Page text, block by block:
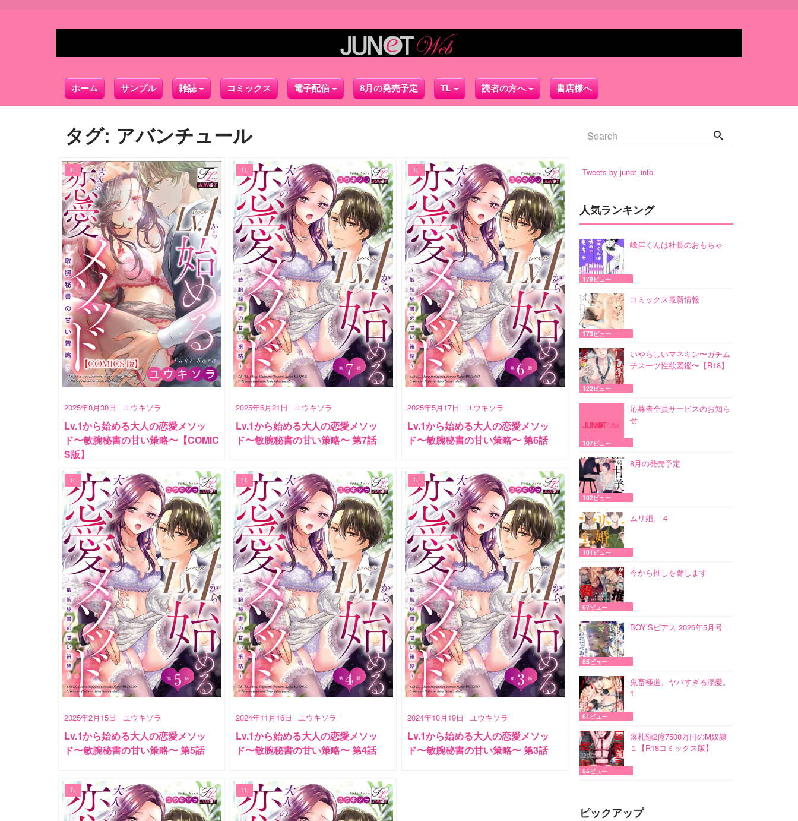
ホーム サンプル 雑誌 コミックス 電子配信 8月の発売予定 TL 読者の方へ 書店様へ
タグ: アバンチュール
2025年8月30日 ユウキソラ
TL
Lv.1から始める大人の恋愛メソッ
ド〜敏腕秘書の甘い策略〜【COMIC
S版】
2025年6月21日 ユウキソラ
TL
Lv.1から始める大人の恋愛メソッ
ド〜敏腕秘書の甘い策略〜 第7話
2025年5月17日 ユウキソラ
TL
Lv.1から始める大人の恋愛メソッ
ド〜敏腕秘書の甘い策略〜 第6話
2025年2月15日 ユウキソラ
TL
Lv.1から始める大人の恋愛メソッ
ド〜敏腕秘書の甘い策略〜 第5話
2024年11月16日 ユウキソラ
TL
Lv.1から始める大人の恋愛メソッ
ド〜敏腕秘書の甘い策略〜 第4話
2024年10月19日 ユウキソラ
TL
Lv.1から始める大人の恋愛メソッ
ド〜敏腕秘書の甘い策略〜 第3話
TL TL
Tweets by junet_info
人気ランキング
峰岸くんは社長のおもちゃ
179ビュー
コミックス最新情報
173ビュー
いやらしいマネキン〜ガチム
チスーツ性欲図鑑〜【R18】
122ビュー
応募者全員サービスのお知ら
せ
107ビュー
8月の発売予定
102ビュー
ムリ婚。 4
101ビュー
今から推しを脅します
67ビュー
BOY’Sピアス 2026年5月号
65ビュー
鬼畜極道、ヤバすぎる溺愛。
1
61ビュー
落札額2億7500万円のM奴隷
１【R18コミックス版】
55ビュー
ピックアップ